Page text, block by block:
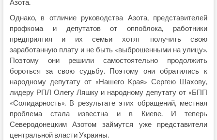
Азота.
Однако, в отличие руководства Азота, представителей
профкома и депутатов от оппоблока, работники
предприятия и их семьи хотят получить свою
заработанную плату и не быть «выброшенными на улицу».
Поэтому они решили самостоятельно продолжить
бороться за свою судьбу. Поэтому они обратились к
народному депутату от «Нашего Края» Сергею Шахову,
лидеру РПЛ Олегу Ляшку и народному депутату от «БПП
«Солидарность». В результате этих обращений, местная
проблема стала известна и в Киеве. И теперь
Северодонецким Азотом займутся уже представители
центральной власти Украины.